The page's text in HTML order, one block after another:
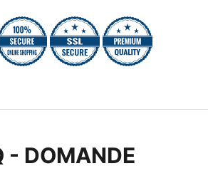
- DOMANDE